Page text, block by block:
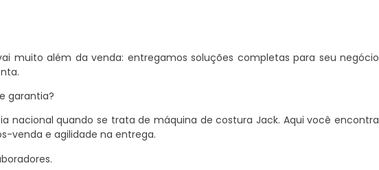
muito além da venda: entregamos soluções completas para seu negócio
garantia?
nacional quando se trata de máquina de costura Jack. Aqui você encontra
venda e agilidade na entrega.